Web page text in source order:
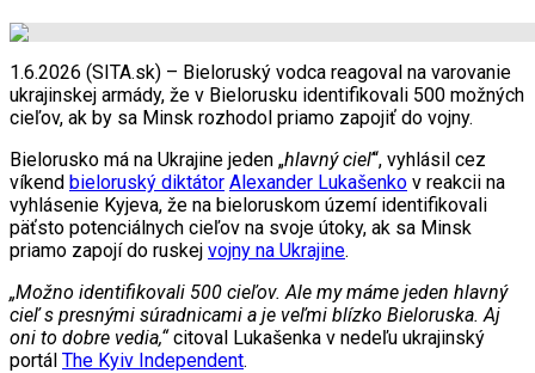
1.6.2026 (SITA.sk) – Bieloruský vodca reagoval na varovanie
ukrajinskej armády, že v Bielorusku identifikovali 500 možných
cieľov, ak by sa Minsk rozhodol priamo zapojiť do vojny.
Bielorusko má na Ukrajine jeden „hlavný cieľ“, vyhlásil cez
víkend bieloruský diktátor Alexander Lukašenko v reakcii na
vyhlásenie Kyjeva, že na bieloruskom území identifikovali
päťsto potenciálnych cieľov na svoje útoky, ak sa Minsk
priamo zapojí do ruskej vojny na Ukrajine.
„Možno identifikovali 500 cieľov. Ale my máme jeden hlavný
cieľ s presnými súradnicami a je veľmi blízko Bieloruska. Aj
oni to dobre vedia,“citoval Lukašenka v nedeľu ukrajinský
portál The Kyiv Independent.